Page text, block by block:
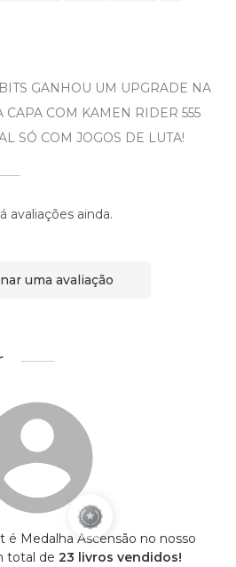
GANHOU UM UPGRADE NA
CAPA COM KAMEN RIDER 555
SÓ COM JOGOS DE LUTA!
avaliações ainda.
uma avaliação
é Medalha Ascensão no nosso
total de 23 livros vendidos!